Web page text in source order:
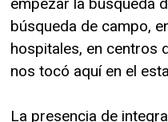
búsqueda de campo,
hospitales, en centros
nos tocó aquí en el
La presencia de